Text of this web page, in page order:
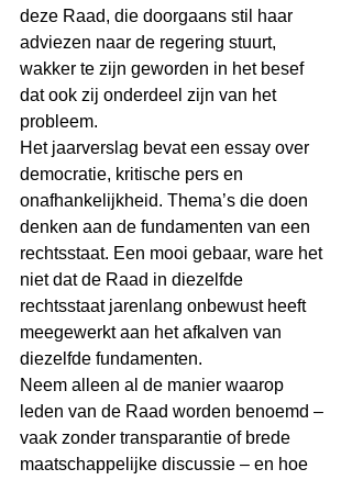
deze Raad, die doorgaans stil haar
adviezen naar de regering stuurt,
wakker te zijn geworden in het besef
dat ook zij onderdeel zijn van het
probleem.
Het jaarverslag bevat een essay over
democratie, kritische pers en
onafhankelijkheid. Thema’s die doen
denken aan de fundamenten van een
rechtsstaat. Een mooi gebaar, ware het
niet dat de Raad in diezelfde
rechtsstaat jarenlang onbewust heeft
meegewerkt aan het afkalven van
diezelfde fundamenten.
Neem alleen al de manier waarop
leden van de Raad worden benoemd –
vaak zonder transparantie of brede
maatschappelijke discussie – en hoe